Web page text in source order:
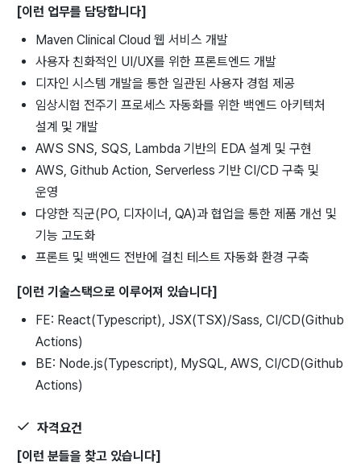
[이런 업무를 담당합니다]
Maven Clinical Cloud ​웹 서비스 ​개발
사용자 친화적인 UI/UX를 위한 프론트엔드 개발
디자인 시스템 개발을 통한 일관된 사용자 경험 제공
임상시험 전주기 프로세스 자동화를 위한 백엔드 아키텍처
설계 및 개발
AWS SNS, SQS, Lambda 기반의 EDA 설계 및 구현
AWS, Github Action, Serverless 기반 CI/CD 구축 및
운영
다양한 직군(PO, 디자이너, QA)과 협업을 통한 제품 개선 및
기능 고도화
프론트 및 백엔드 전반에 걸친 테스트 자동화 환경 구축
[이런 기술스택으로 이루어져 있습니다]
FE: React(Typescript), JSX(TSX)/Sass, CI/CD(Github
Actions)
BE: Node.js(Typescript), MySQL, AWS, CI/CD(Github
Actions)
자격요건
[이런 분들을 찾고 있습니다]